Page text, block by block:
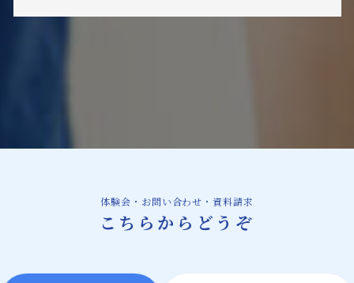
体験会・お問い合わせ・資料請求
こちらからどうぞ